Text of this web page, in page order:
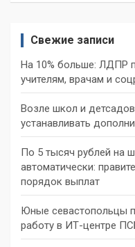
Свежие записи
На 10% больше: ЛДПР
учителям, врачам и
Возле школ и
устанавливать
По 5 тысяч рублей на
автоматически:
порядок выплат
Юные севастопольцы
работу в ИТ-центре